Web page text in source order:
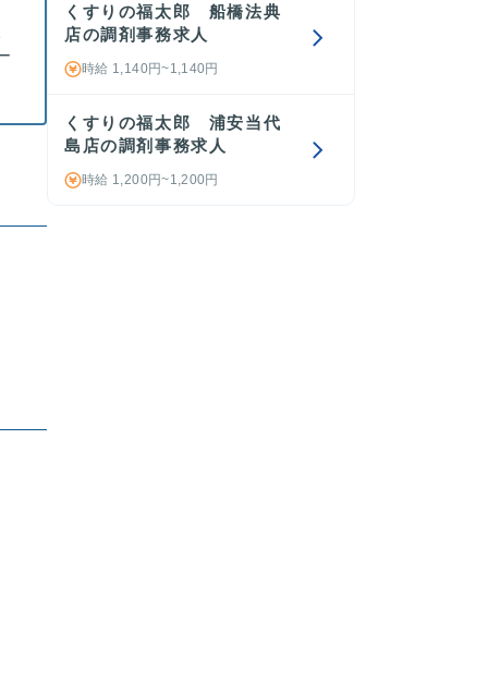
くすりの福太郎 船橋法典
店の調剤事務求人
時給 1,140円~1,140円
くすりの福太郎 浦安当代
島店の調剤事務求人
時給 1,200円~1,200円